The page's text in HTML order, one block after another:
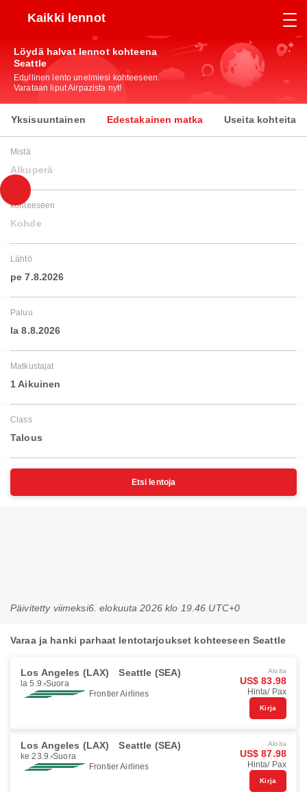
Kaikki lennot
Löydä halvat lennot kohteena
Seattle
Edullinen lento unelmiesi kohteeseen.
Varataan liput Airpazista nyt!
Yksisuuntainen Edestakainen matka Useita kohteita
Mistä
Alkuperä
kohteeseen
Kohde
Lähtö
pe 7.8.2026
Paluu
la 8.8.2026
Matkustajat
1 Aikuinen
Class
Talous
Etsi lentoja
Päivitetty viimeksi6. elokuuta 2026 klo 19.46 UTC+0
Varaa ja hanki parhaat lentotarjoukset kohteeseen Seattle
Los Angeles (LAX) Seattle (SEA)
la 5.9. Suora
Frontier Airlines
Aloita
US$ 83.98
Hinta/ Pax
Kirja
Los Angeles (LAX) Seattle (SEA)
ke 23.9. Suora
Frontier Airlines
Aloita
US$ 87.98
Hinta/ Pax
Kirja